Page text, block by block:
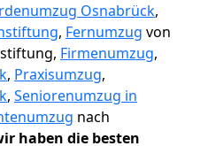
Osnabrück,
, Fernumzug von
Firmenumzug,
, Praxisumzug,
, Seniorenumzug in
nach
haben die besten